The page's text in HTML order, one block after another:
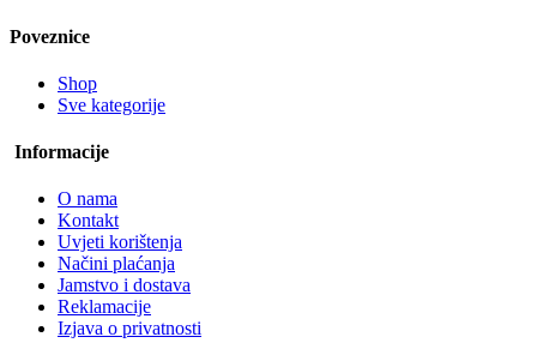
Poveznice
Shop
Sve kategorije
Informacije
O nama
Kontakt
Uvjeti korištenja
Načini plaćanja
Jamstvo i dostava
Reklamacije
Izjava o privatnosti